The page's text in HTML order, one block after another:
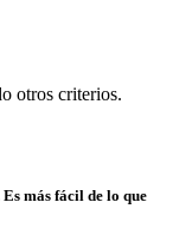
otros criterios.
más fácil de lo que